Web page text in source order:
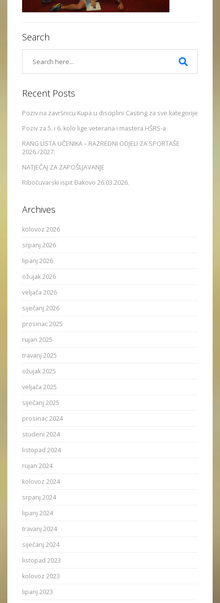
Search
Recent Posts
Poziv na završnicu Kupa u disciplini Casting za sve kategorije
Poziv za 5. i 6. kolo lige veterana i mastera HŠRS-a
RANG LISTA UČENIKA – RAZREDNI ODJELI ZA SPORTAŠE
2026./2027.
NATJEČAJ ZA ZAPOŠLJAVANJE
Ribočuvarski ispit Đakovo 26.03.2026.
Archives
kolovoz 2026
srpanj 2026
lipanj 2026
ožujak 2026
veljača 2026
siječanj 2026
prosinac 2025
rujan 2025
travanj 2025
ožujak 2025
veljača 2025
siječanj 2025
prosinac 2024
studeni 2024
listopad 2024
rujan 2024
kolovoz 2024
srpanj 2024
lipanj 2024
travanj 2024
siječanj 2024
listopad 2023
kolovoz 2023
lipanj 2023